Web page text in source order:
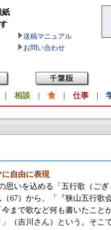
紙
送稿マニュアル
お問い合わせ
| 相談 | 食 | 仕事 |
に自由に表現
思いを込める「五行歌（ご
67）から、「『狭山五行歌
まで歌など何も書いたこと
（吉川さん）という。そこ